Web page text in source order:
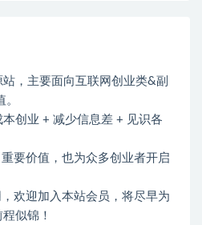
，主要面向互联网创业类&副
创业 + 减少信息差 + 见识各
要价值，也为众多创业者开启
欢迎加入本站会员，将尽早为
似锦！